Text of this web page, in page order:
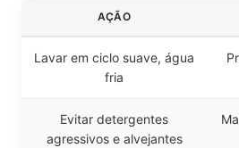
AÇÃO
Lavar em ciclo suave, água
fria
Evitar detergentes
agressivos e alvejantes